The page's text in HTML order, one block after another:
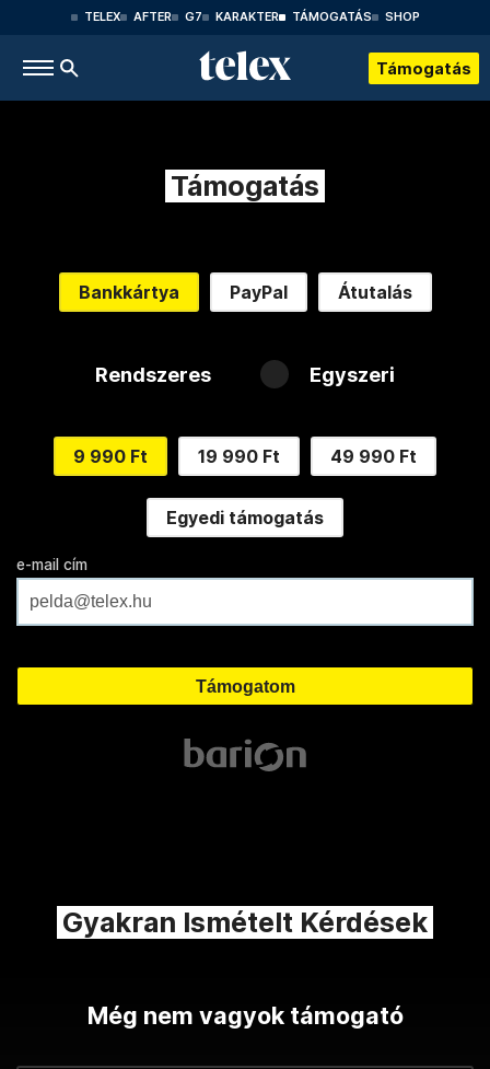
TELEX AFTER G7 KARAKTER TÁMOGATÁS SHOP
Támogatás
Támogatás
Bankkártya PayPal Átutalás
Rendszeres Egyszeri
9 990 Ft 19 990 Ft 49 990 Ft
Egyedi támogatás
e-mail cím
Gyakran Ismételt Kérdések
Még nem vagyok támogató